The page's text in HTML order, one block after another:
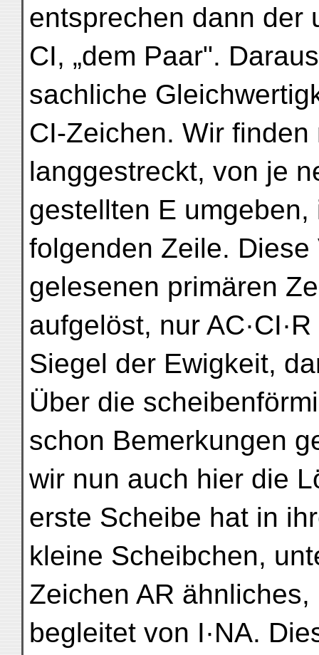
entsprechen dann der
CI, „dem Paar".
sachliche
CI-Zeichen. Wir
langgestreckt, von je
gestellten E
folgenden Zeile.
gelesenen primären
aufgelöst, nur
Siegel der Ewigkeit,
Über die
schon Bemerkungen
wir nun auch hier die
erste Scheibe hat in
kleine Scheibchen,
Zeichen AR
begleitet von I·NA.